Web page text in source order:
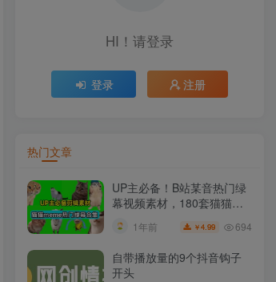
HI！请登录
登录 注册
热门文章
UP主必备！B站某音热门绿
幕视频素材，180套猫猫
meme动态绿幕合集包，含
背景图BGM，含使用教程
1年前 ￥4.99 694
自带播放量的9个抖音钩子
开头